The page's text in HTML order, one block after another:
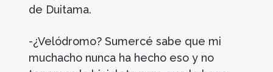
de Duitama.
-¿Velódromo? Sumercé sabe que mi
muchacho nunca ha hecho eso y no